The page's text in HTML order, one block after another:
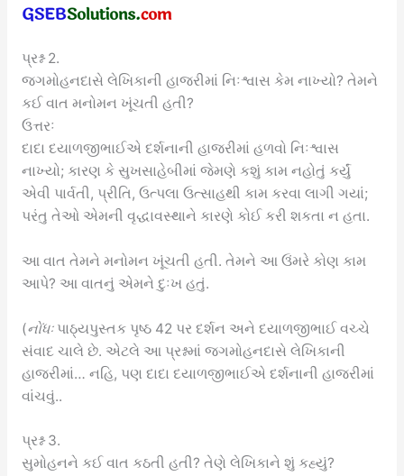
પ્રશ્ન 2.
જગમોહનદાસે લેખિકાની હાજરીમાં નિઃશ્વાસ કેમ નાખ્યો? તેમને
કઈ વાત મનોમન ખૂંચતી હતી?
ઉત્તરઃ
દાદા દયાળજીભાઈએ દર્શનાની હાજરીમાં હળવો નિઃશ્વાસ
નાખ્યો; કારણ કે સુખસાહેબીમાં જેમણે કશું કામ નહોતું કર્યું
એવી પાર્વતી, પ્રીતિ, ઉત્પલા ઉત્સાહથી કામ કરવા લાગી ગયાં;
પરંતુ તેઓ એમની વૃદ્ધાવસ્થાને કારણે કોઈ કરી શકતા ન હતા.
આ વાત તેમને મનોમન ખૂંચતી હતી. તેમને આ ઉંમરે કોણ કામ
આપે? આ વાતનું એમને દુઃખ હતું.
(નોંધઃપાઠ્યપુસ્તક પૃષ્ઠ 42 પર દર્શન અને દયાળજીભાઈ વચ્ચે
સંવાદ ચાલે છે. એટલે આ પ્રશ્નમાં જગમોહનદાસે લેખિકાની
હાજરીમાં… નહિ, પણ દાદા દયાળજીભાઈએ દર્શનાની હાજરીમાં
વાંચવું..
પ્રશ્ન 3.
સુમોહનને કઈ વાત કઠતી હતી? તેણે લેખિકાને શું કહ્યું?